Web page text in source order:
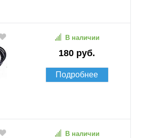
180 руб.
В наличии
Подробнее
В наличии